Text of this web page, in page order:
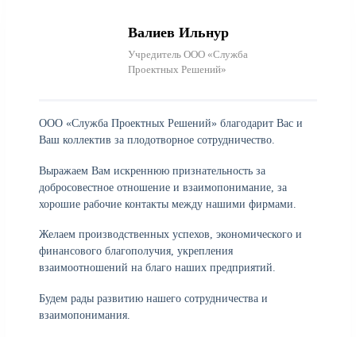
Валиев Ильнур
Учредитель ООО «Служба
Проектных Решений»
ООО «Служба Проектных Решений» благодарит Вас и
Ваш коллектив за плодотворное сотрудничество.
Выражаем Вам искреннюю признательность за
добросовестное отношение и взаимопонимание, за
хорошие рабочие контакты между нашими фирмами.
Желаем производственных успехов, экономического и
финансового благополучия, укрепления
взаимоотношений на благо наших предприятий.
Будем рады развитию нашего сотрудничества и
взаимопонимания.